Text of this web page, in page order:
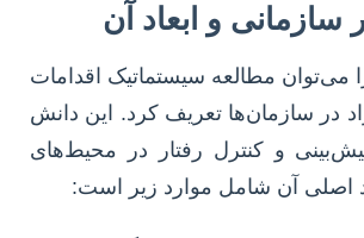
سازمانی و ابعاد آن
می‌توان مطالعه سیستماتیک اقدامات
در سازمان‌ها تعریف کرد. این دانش
و کنترل رفتار در محیط‌های
اصلی آن شامل موارد زیر است: